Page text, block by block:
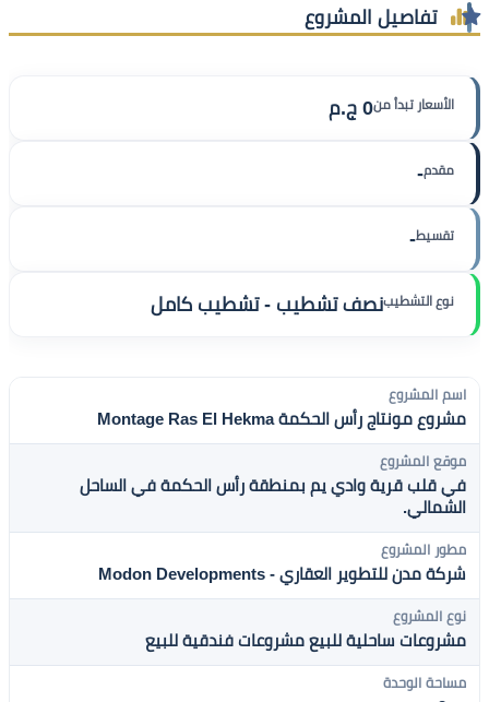
تفاصيل المشروع
الأسعار تبدأ من0 ج.م
مقدم-
تقسيط-
نوع التشطيبنصف تشطيب - تشطيب كامل
اسم المشروع
مشروع مونتاج رأس الحكمة Montage Ras El Hekma
موقع المشروع
في قلب قرية وادي يم بمنطقة رأس الحكمة في الساحل
الشمالي.
مطور المشروع
شركة مدن للتطوير العقاري - Modon Developments
نوع المشروع
مشروعات ساحلية للبيع مشروعات فندقية للبيع
مساحة الوحدة